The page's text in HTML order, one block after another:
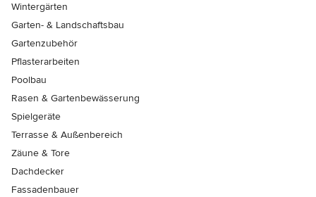
Wintergärten
Garten- & Landschaftsbau
Gartenzubehör
Pflasterarbeiten
Poolbau
Rasen & Gartenbewässerung
Spielgeräte
Terrasse & Außenbereich
Zäune & Tore
Dachdecker
Fassadenbauer